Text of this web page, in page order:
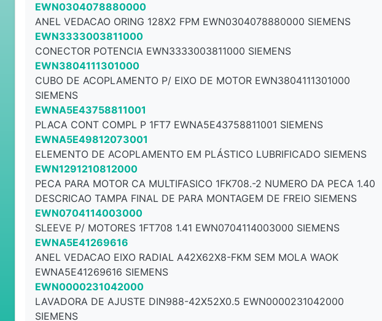
EWN0304078880000
ANEL VEDACAO ORING 128X2 FPM EWN0304078880000 SIEMENS
EWN3333003811000
CONECTOR POTENCIA EWN3333003811000 SIEMENS
EWN3804111301000
CUBO DE ACOPLAMENTO P/ EIXO DE MOTOR EWN3804111301000
SIEMENS
EWNA5E43758811001
PLACA CONT COMPL P 1FT7 EWNA5E43758811001 SIEMENS
EWNA5E49812073001
ELEMENTO DE ACOPLAMENTO EM PLÁSTICO LUBRIFICADO SIEMENS
EWN1291210812000
PECA PARA MOTOR CA MULTIFASICO 1FK708.-2 NUMERO DA PECA 1.40
DESCRICAO TAMPA FINAL DE PARA MONTAGEM DE FREIO SIEMENS
EWN0704114003000
SLEEVE P/ MOTORES 1FT708 1.41 EWN0704114003000 SIEMENS
EWNA5E41269616
ANEL VEDACAO EIXO RADIAL A42X62X8-FKM SEM MOLA WAOK
EWNA5E41269616 SIEMENS
EWN0000231042000
LAVADORA DE AJUSTE DIN988-42X52X0.5 EWN0000231042000
SIEMENS